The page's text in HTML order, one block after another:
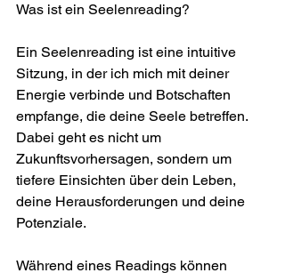
Was ist ein Seelenreading?
Ein Seelenreading ist eine intuitive
Sitzung, in der ich mich mit deiner
Energie verbinde und Botschaften
empfange, die deine Seele betreffen.
Dabei geht es nicht um
Zukunftsvorhersagen, sondern um
tiefere Einsichten über dein Leben,
deine Herausforderungen und deine
Potenziale.
Während eines Readings können